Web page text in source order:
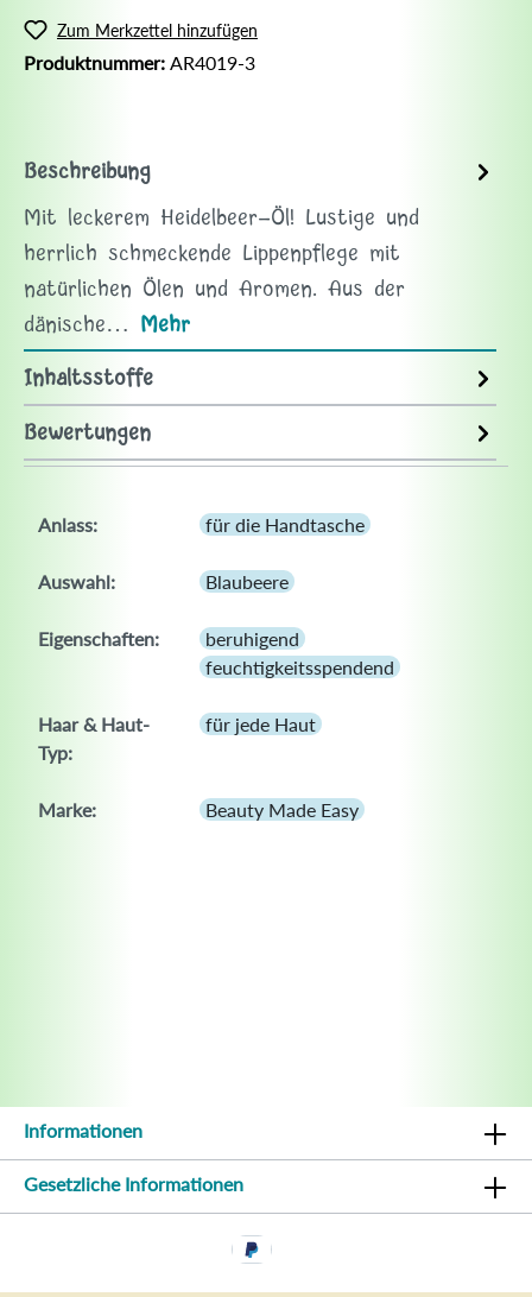
Zum Merkzettel hinzufügen
Produktnummer: AR4019-3
Beschreibung
Mit leckerem Heidelbeer-Öl! Lustige und
herrlich schmeckende Lippenpflege mit
natürlichen Ölen und Aromen. Aus der
dänische… Mehr
Inhaltsstoffe
Bewertungen
Anlass: für die Handtasche
Auswahl: Blaubeere
Eigenschaften:
beruhigend
feuchtigkeitsspendend
Haar & Haut-
Typ:
für jede Haut
Marke: Beauty Made Easy
Informationen
Gesetzliche Informationen